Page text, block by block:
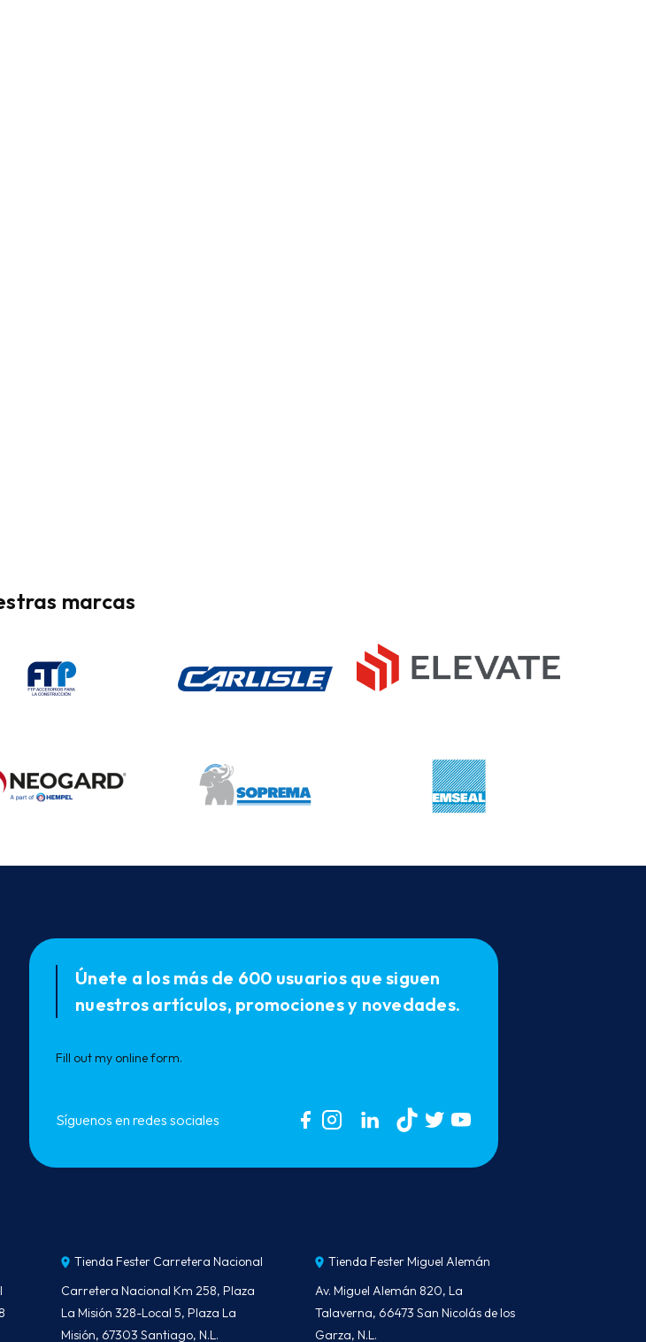
marcas
Únete a los más de 600 usuarios que siguen
nuestros artículos, promociones y novedades.
Fill out my online form.
Síguenos en redes sociales
Tienda Fester Carretera Nacional
Carretera Nacional Km 258, Plaza
La Misión 328-Local 5, Plaza La
Misión, 67303 Santiago, N.L.
Tienda Fester Miguel Alemán
Av. Miguel Alemán 820, La
Talaverna, 66473 San Nicolás de los
Garza, N.L.